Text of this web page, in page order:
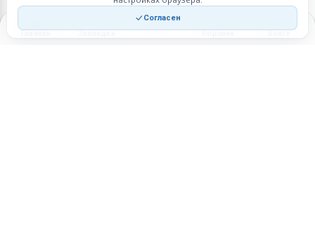
Главная Закладки Корзина Войти
Согласен